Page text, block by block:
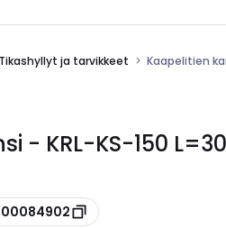
Tikashyllyt ja tarvikkeet Kaapelitien
- KRL-KS-150